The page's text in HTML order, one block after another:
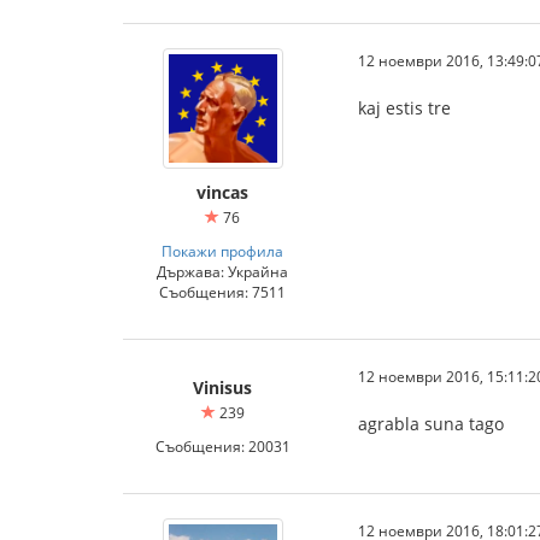
vincas
76
Покажи профила
Държава: Украйна
Съобщения: 7511
12 ноември 2016,
kaj estis tre
Vinisus
239
Съобщения: 20031
12 ноември 2016,
agrabla suna tago
12 ноември 2016,